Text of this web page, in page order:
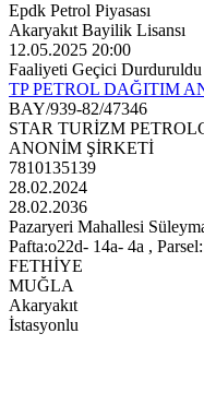
Epdk Petrol Piyasası
Akaryakıt Bayilik Lisansı
12.05.2025 20:00
Faaliyeti Geçici Durduruldu
TP PETROL DAĞITIM
BAY/939-82/47346
STAR TURİZM
ANONİM ŞİRKETİ
7810135139
28.02.2024
28.02.2036
Pazaryeri Mahallesi
Pafta:o22d- 14a- 4a ,
FETHİYE
MUĞLA
Akaryakıt
İstasyonlu